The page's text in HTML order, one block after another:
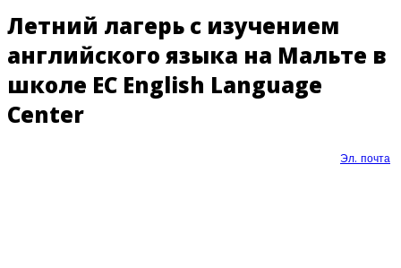
Летний лагерь с изучением
английского языка на Мальте в
школе EC English Language
Center
Эл. почта